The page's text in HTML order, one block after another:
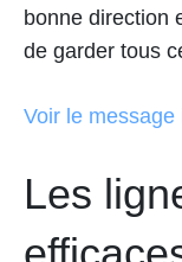
bonne direction
de garder tous
Voir le message
Les